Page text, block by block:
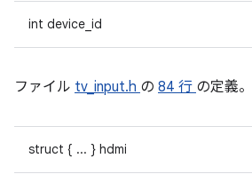
int device_id
ファイル tv_input.h の 84 行 の定義。
struct { ... } hdmi